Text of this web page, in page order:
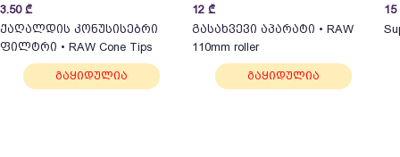
3.50 ₾
ქაღალდის კონუსისებრი
ფილტრი • RAW Cone Tips
გაყიდულია
12 ₾
გასახვევი აპარატი • RAW
110mm roller
გაყიდულია
15